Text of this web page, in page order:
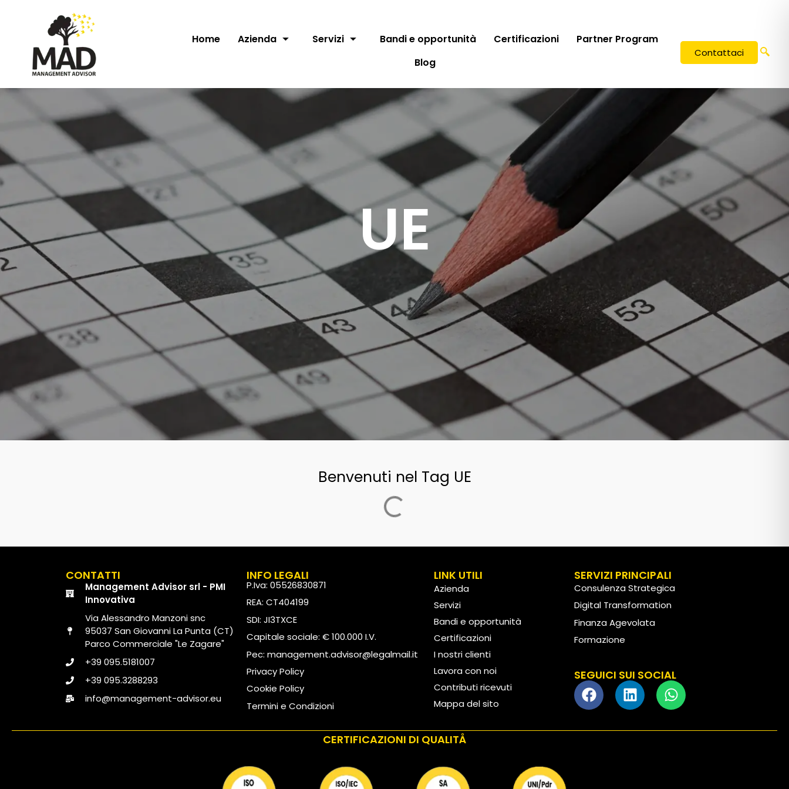
Home Azienda Servizi Bandi e opportunità Certificazioni
Partner Program
Blog
Contattaci
UE
Benvenuti nel Tag UE
CONTATTI
Management Advisor srl - PMI
Innovativa
Via Alessandro Manzoni snc
95037 San Giovanni La Punta (CT)
Parco Commerciale "Le Zagare"
+39 095.5181007
+39 095.3288293
info@management-advisor.eu
INFO LEGALI
P.Iva: 05526830871
REA: CT404199
SDI: JI3TXCE
Capitale sociale: € 100.000 I.V.
Pec: management.advisor@legalmail.it
Privacy Policy
Cookie Policy
Termini e Condizioni
LINK UTILI
Azienda
Servizi
Bandi e opportunità
Certificazioni
I nostri clienti
Lavora con noi
Contributi ricevuti
Mappa del sito
SERVIZI PRINCIPALI
Consulenza Strategica
Digital Transformation
Finanza Agevolata
Formazione
SEGUICI SUI SOCIAL
CERTIFICAZIONI DI QUALITÅ